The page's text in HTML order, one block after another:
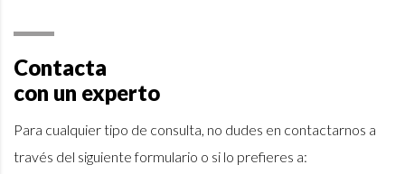
Contacta
con un experto
Para cualquier tipo de consulta, no dudes en contactarnos a
través del siguiente formulario o si lo prefieres a: